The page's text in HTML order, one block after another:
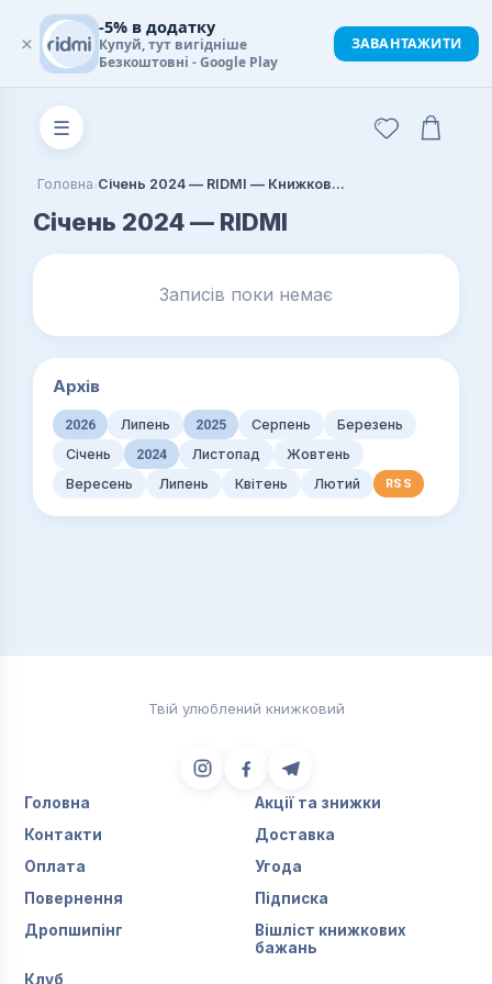
☰
Головна› Січень 2024 — RIDMI — Книжковий блог
Січень 2024 — RIDMI
Записів поки немає
Архів
2026 Липень 2025 Серпень
Березень
Січень
2024 Листопад
Жовтень
Вересень
Липень Квітень Лютий RSS
Твій улюблений книжковий
Головна
Акції та знижки
Контакти
Доставка
Оплата
Угода
Повернення
Підписка
Дропшипінг
Вішліст книжкових
бажань
Клуб
×
-5% в додатку
Купуй, тут вигідніше
Безкоштовні - Google Play
ЗАВАНТАЖИТИ